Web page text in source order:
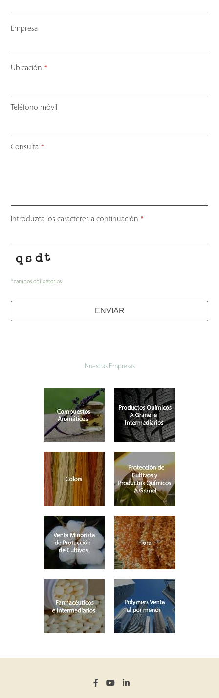
Empresa
Ubicación *
Teléfono móvil
Consulta *
Introduzca los caracteres a continuación *
*campos obligatorios
Email *
ENVIAR
Nuestras Empresas